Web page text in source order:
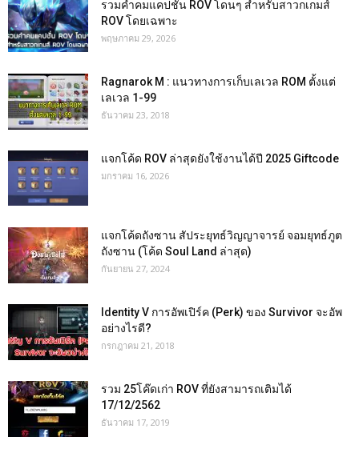
รวมคำคมแคปชั่น ROV โดนๆ สำหรับสาวกเกมส์
ROV โดยเฉพาะ
พฤษภาคม 29, 2026
Ragnarok M : แนวทางการเก็บเลเวล ROM ตั้งแต่
เลเวล 1-99
ธันวาคม 23, 2018
แจกโค้ด ROV ล่าสุดยังใช้งานได้ปี 2025 Giftcode
มกราคม 16, 2026
แจกโค้ดถังซาน สัประยุทธ์วิญญาจารย์ จอมยุทธ์ภูต
ถังซาน (โค้ด Soul Land ล่าสุด)
กันยายน 27, 2024
Identity V การอัพเปิร์ค (Perk) ของ Survivor จะอัพ
อย่างไรดี?
กรกฎาคม 21, 2018
รวม 25โค๊ดเก่า ROV ที่ยังสามารถเติมได้
17/12/2562
ธันวาคม 17, 2019